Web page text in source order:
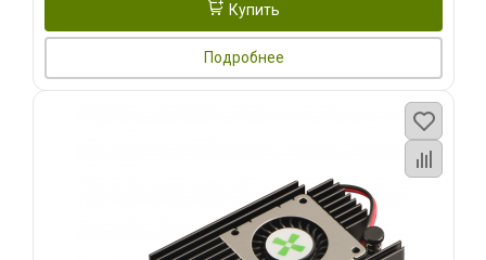
Купить
Подробнее